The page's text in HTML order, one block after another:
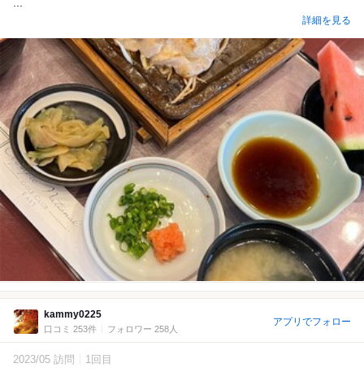
詳細を見る
kammy0225
口コミ 253件 フォロワー 258人
アプリでフォロー
2023/05 訪問 1回目